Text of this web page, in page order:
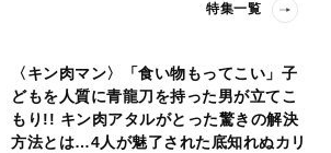
特集一覧
〈キン肉マン〉「食い物もってこい」子
どもを人質に青龍刀を持った男が立てこ
もり!! キン肉アタルがとった驚きの解決
方法とは…4人が魅了された底知れぬカリ